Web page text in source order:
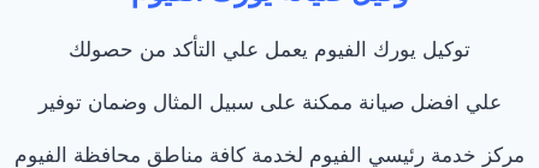
توكيل يورك الفيوم يعمل علي التأكد من حصولك
علي افضل صيانة ممكنة على سبيل المثال وضمان توفير
مركز خدمة رئيسي الفيوم لخدمة كافة مناطق محافظة الفيوم